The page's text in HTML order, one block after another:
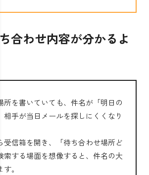
合わせ内容が分かるよ
所を書いていても、件名が「明日の
相手が当日メールを探しにくくなり
受信箱を開き、「待ち合わせ場所ど
索する場面を想像すると、件名の大
。